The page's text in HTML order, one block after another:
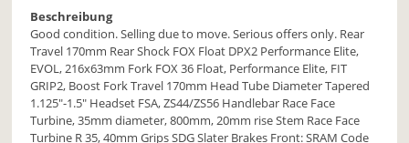
Beschreibung
Good condition. Selling due to move. Serious offers only. Rear
Travel 170mm Rear Shock FOX Float DPX2 Performance Elite,
EVOL, 216x63mm Fork FOX 36 Float, Performance Elite, FIT
GRIP2, Boost Fork Travel 170mm Head Tube Diameter Tapered
1.125"-1.5" Headset FSA, ZS44/ZS56 Handlebar Race Face
Turbine, 35mm diameter, 800mm, 20mm rise Stem Race Face
Turbine R 35, 40mm Grips SDG Slater Brakes Front: SRAM Code